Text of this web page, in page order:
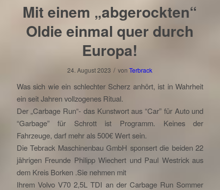
Mit einem „abgerockten“
Oldie einmal quer durch
Europa!
24. August 2023 / vonTerbrack
Was sich wie ein schlechter Scherz anhört, ist in Wahrheit
ein seit Jahren vollzogenes Ritual.
Der „Carbage Run“- das Kunstwort aus “Car” für Auto und
“Garbage” für Schrott ist Programm. Keines der
Fahrzeuge, darf mehr als 500€ Wert sein.
Die Tebrack Maschinenbau GmbH sponsert die beiden 22
jährigen Freunde Philipp Wiechert und Paul Westrick aus
dem Kreis Borken .Sie nehmen mit
Ihrem Volvo V70 2,5L TDI an der Carbage Run Sommer